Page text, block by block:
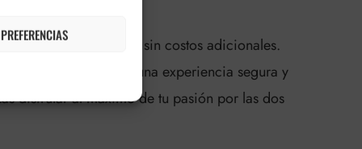
gama de ventajas sin costos adicionales.
detalle para brindar una experiencia segura y
disfrutar al máximo de tu pasión por las dos